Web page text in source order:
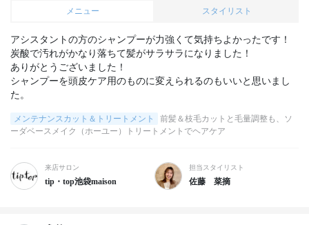
メニュー スタイリスト
アシスタントの方のシャンプーが力強くて気持ちよかったです！
炭酸で汚れがかなり落ちて髪がサラサラになりました！
ありがとうございました！
シャンプーを頭皮ケア用のものに変えられるのもいいと思いまし
た。
メンテナンスカット＆トリートメント
前髪＆枝毛カットと毛量調整も、ソ
ーダベースメイク（ホーユー）トリートメントでヘアケア
来店サロン
tip・top池袋maison
担当スタイリスト
佐藤 菜摘